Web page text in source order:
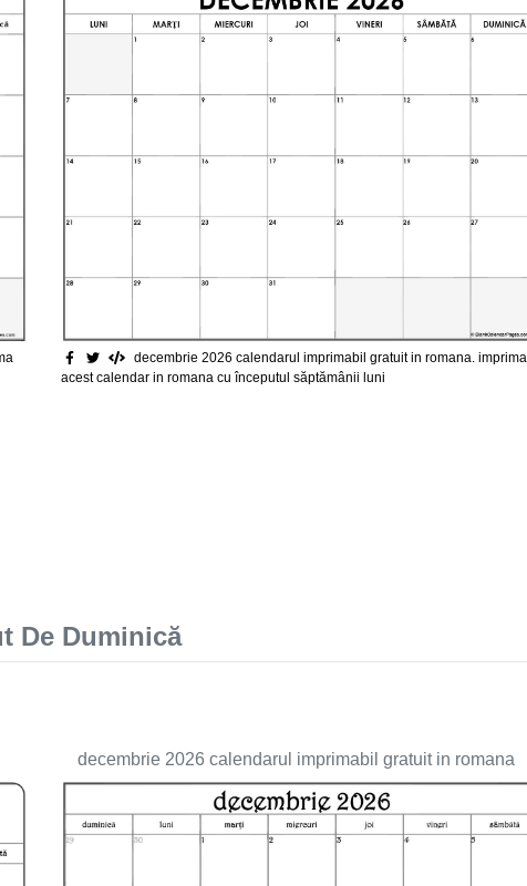
decembrie 2026 calendarul imprimabil gratuit in romana. imprima
acest calendar in romana cu începutul săptămânii luni
De Duminică
decembrie 2026 calendarul imprimabil gratuit in romana